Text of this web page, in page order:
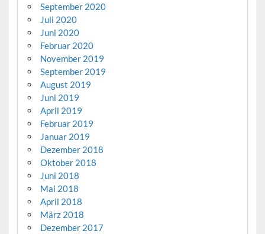
September 2020
Juli 2020
Juni 2020
Februar 2020
November 2019
September 2019
August 2019
Juni 2019
April 2019
Februar 2019
Januar 2019
Dezember 2018
Oktober 2018
Juni 2018
Mai 2018
April 2018
März 2018
Dezember 2017